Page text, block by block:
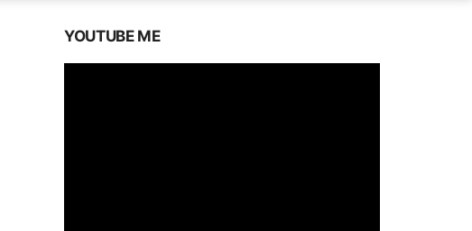
YOUTUBE ME